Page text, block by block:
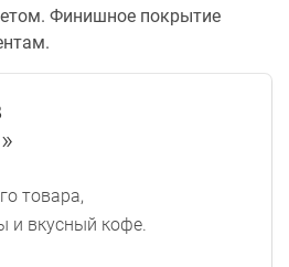
Финишное покрытие
товара,
и вкусный кофе.